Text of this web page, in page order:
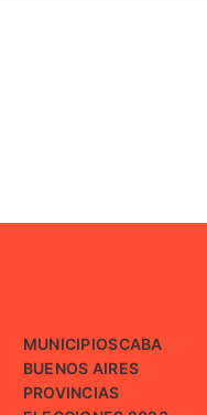
MUNICIPIOSCABA
BUENOS AIRES
PROVINCIAS